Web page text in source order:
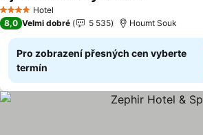
4 Počet hvězdiček
Hotel
8,0 Velmi dobré 5 535 Houmt Souk
Pro zobrazení přesných cen vyberte
termín